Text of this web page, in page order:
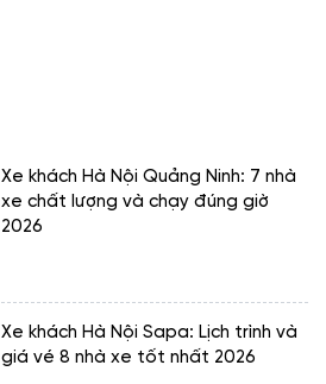
Xe khách Hà Nội Quảng Ninh: 7 nhà
xe chất lượng và chạy đúng giờ
2026
Xe khách Hà Nội Sapa: Lịch trình và
giá vé 8 nhà xe tốt nhất 2026